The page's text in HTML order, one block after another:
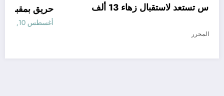
جامعة فرحات عباس تستعد لاستقبال زهاء 13 ألف
أغسطس 10, 2026